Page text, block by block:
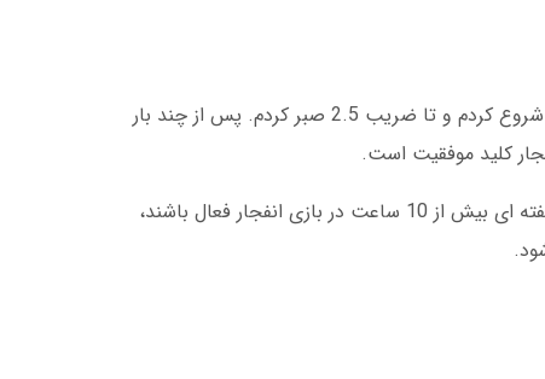
یک بار در اکتبر 2024، من یک استراتژی خاص امتحان کردم. با شرط 500 هزار تومانی شروع کردم و تا ضریب 2.5 صبر کردم. پس از چند بار
دل بت برای این بازی جوایز ویژه ای در نظر گرفته است. در مارس 2025، کاربرانی که هفته ای بیش از 10 ساعت در بازی انفجار فعال باشند،